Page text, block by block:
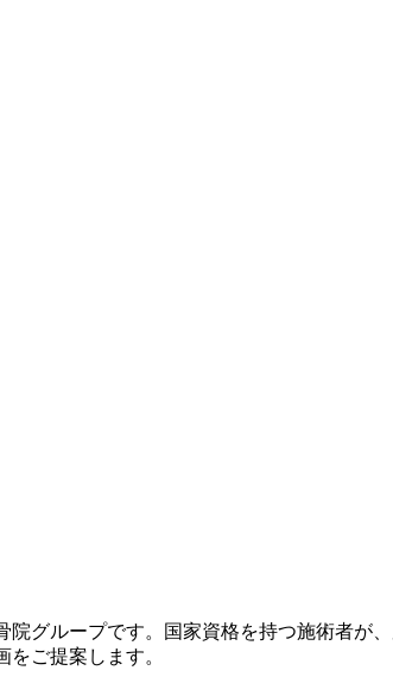
グループです。国家資格を持つ施術者
ご提案します。